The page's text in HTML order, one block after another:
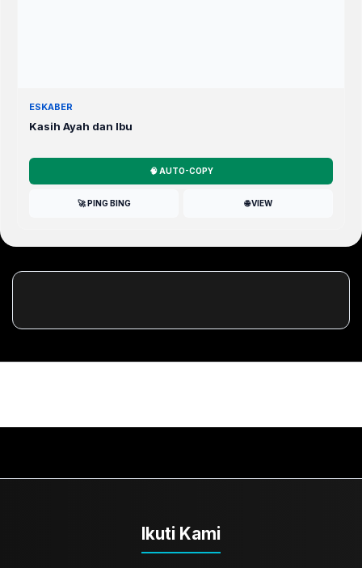
ESKABER
Kasih Ayah dan Ibu
🧠 AUTO-COPY
🚀 PING BING 🌐 VIEW
Ikuti Kami